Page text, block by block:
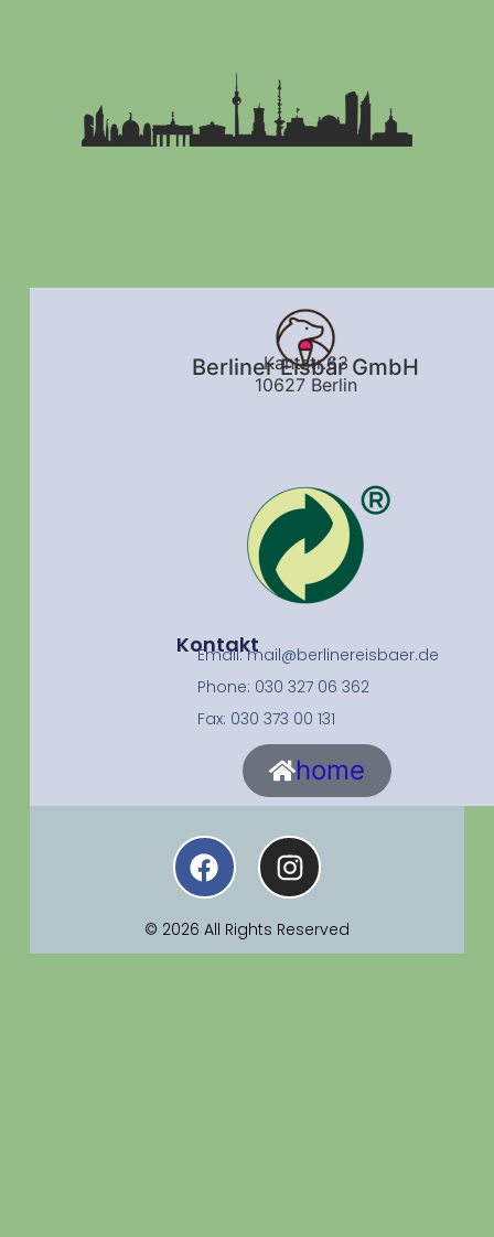
Berliner Eisbär GmbH
Kantstr.63
10627 Berlin
Kontakt
Email: mail@berlinereisbaer.de
Phone: 030 327 06 362
Fax: 030 373 00 131
home
© 2026 All Rights Reserved